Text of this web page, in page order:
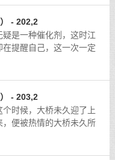
- 202,2
是一种催化剂，这时江
提醒自己，这一次一定
- 203,2
时候，大桥未久迎了上
便被热情的大桥未久所